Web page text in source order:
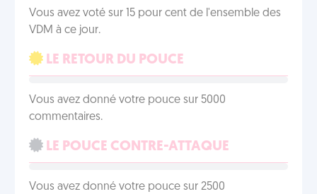
Vous avez voté sur 15 pour cent de l'ensemble des
VDM à ce jour.
LE RETOUR DU POUCE
Vous avez donné votre pouce sur 5000
commentaires.
LE POUCE CONTRE-ATTAQUE
Vous avez donné votre pouce sur 2500